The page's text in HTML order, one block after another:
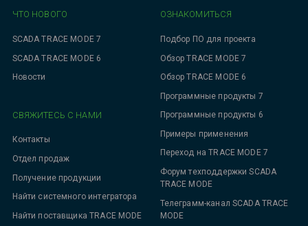
ЧТО НОВОГО
SCADA TRACE MODE 7
SCADA TRACE MODE 6
Новости
ОЗНАКОМИТЬСЯ
Подбор ПО для проекта
Обзор TRACE MODE 7
Обзор TRACE MODE 6
Программные продукты 7
Программные продукты 6
Примеры применения
Переход на TRACE MODE 7
Форум техподдержки SCADA
TRACE MODE
Телеграмм-канал SCADA TRACE
MODE
СВЯЖИТЕСЬ С НАМИ
Контакты
Отдел продаж
Получение продукции
Найти системного интегратора
Найти поставщика TRACE MODE